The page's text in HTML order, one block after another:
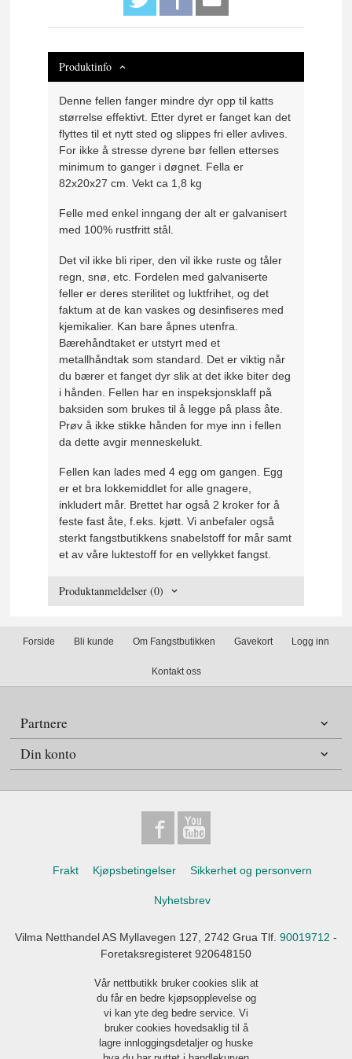
Produktinfo
Denne fellen fanger mindre dyr opp til katts
størrelse effektivt. Etter dyret er fanget kan det
flyttes til et nytt sted og slippes fri eller avlives.
For ikke å stresse dyrene bør fellen etterses
minimum to ganger i døgnet. Fella er
82x20x27 cm. Vekt ca 1,8 kg
Felle med enkel inngang der alt er galvanisert
med 100% rustfritt stål.
Det vil ikke bli riper, den vil ikke ruste og tåler
regn, snø, etc. Fordelen med galvaniserte
feller er deres sterilitet og luktfrihet, og det
faktum at de kan vaskes og desinfiseres med
kjemikalier. Kan bare åpnes utenfra.
Bærehåndtaket er utstyrt med et
metallhåndtak som standard. Det er viktig når
du bærer et fanget dyr slik at det ikke biter deg
i hånden. Fellen har en inspeksjonsklaff på
baksiden som brukes til å legge på plass åte.
Prøv å ikke stikke hånden for mye inn i fellen
da dette avgir menneskelukt.
Fellen kan lades med 4 egg om gangen. Egg
er et bra lokkemiddlet for alle gnagere,
inkludert mår. Brettet har også 2 kroker for å
feste fast åte, f.eks. kjøtt. Vi anbefaler også
sterkt fangstbutikkens snabelstoff for mår samt
et av våre luktestoff for en vellykket fangst.
Produktanmeldelser (0)
Forside Bli kunde Om Fangstbutikken Gavekort Logg inn
Kontakt oss
Partnere
Din konto
Frakt Kjøpsbetingelser Sikkerhet og personvern
Nyhetsbrev
Vilma Netthandel AS Myllavegen 127, 2742 Grua Tlf. 90019712 -
Foretaksregisteret 920648150
Vår nettbutikk bruker cookies slik at
du får en bedre kjøpsopplevelse og
vi kan yte deg bedre service. Vi
bruker cookies hovedsaklig til å
lagre innloggingsdetaljer og huske